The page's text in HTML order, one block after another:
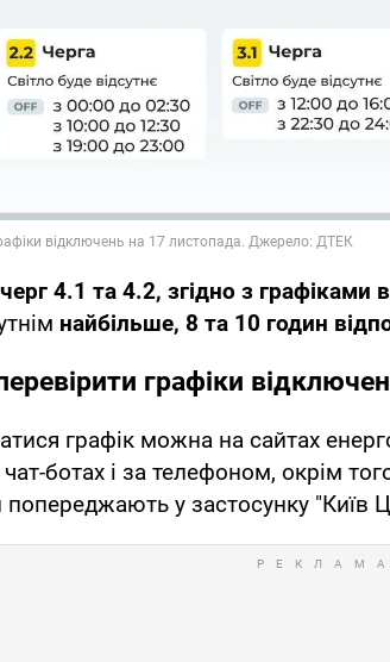
черг 4.1 та 4.2, згідно з графіками
найбільше, 8 та 10 годин
графіки
графік можна на сайтах
чат-ботах і за телефоном, окрім
попереджають у застосунку "Київ